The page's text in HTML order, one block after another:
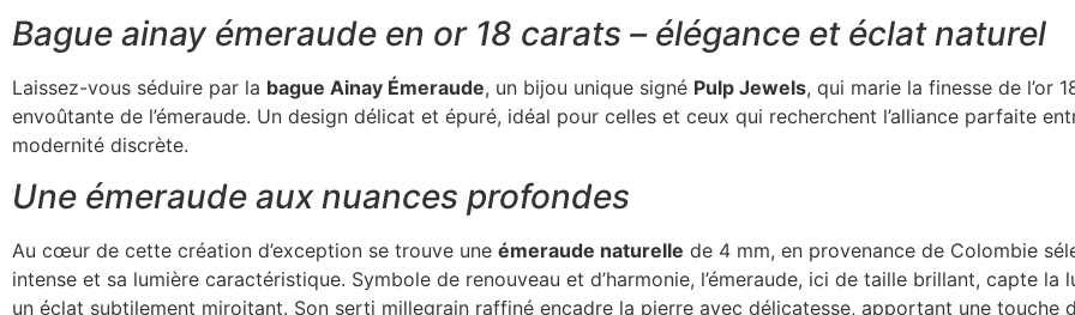
Bague ainay émeraude en or 18 carats – élégance et éclat naturel
Laissez-vous séduire par la bague Ainay Émeraude, un bijou unique signé Pulp Jewels, qui marie la finesse de l’or
envoûtante de l’émeraude. Un design délicat et épuré, idéal pour celles et ceux qui recherchent l’alliance parfaite
modernité discrète.
Une émeraude aux nuances profondes
Au cœur de cette création d’exception se trouve une émeraude naturelle de 4 mm, en provenance de Colombie
intense et sa lumière caractéristique. Symbole de renouveau et d’harmonie, l’émeraude, ici de taille brillant, capte la
un éclat subtilement miroitant. Son serti millegrain raffiné encadre la pierre avec délicatesse, apportant une touche